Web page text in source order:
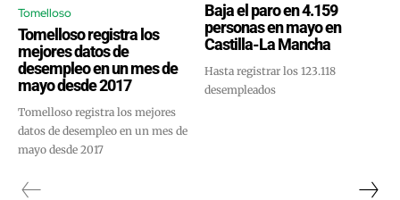
Tomelloso
Tomelloso registra los
mejores datos de
desempleo en un mes de
mayo desde 2017
Tomelloso registra los mejores
datos de desempleo en un mes de
mayo desde 2017
Baja el paro en 4.159
personas en mayo en
Castilla-La Mancha
Hasta registrar los 123.118
desempleados